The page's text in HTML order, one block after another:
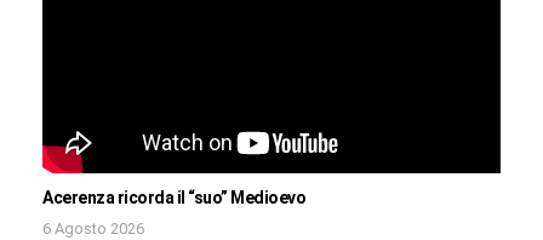
Acerenza ricorda il “suo” Medioevo
6 Agosto 2026